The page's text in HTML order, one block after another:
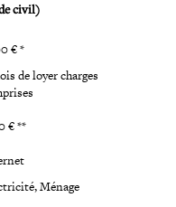
civil)
€ *
de loyer charges
€ **
Ménage